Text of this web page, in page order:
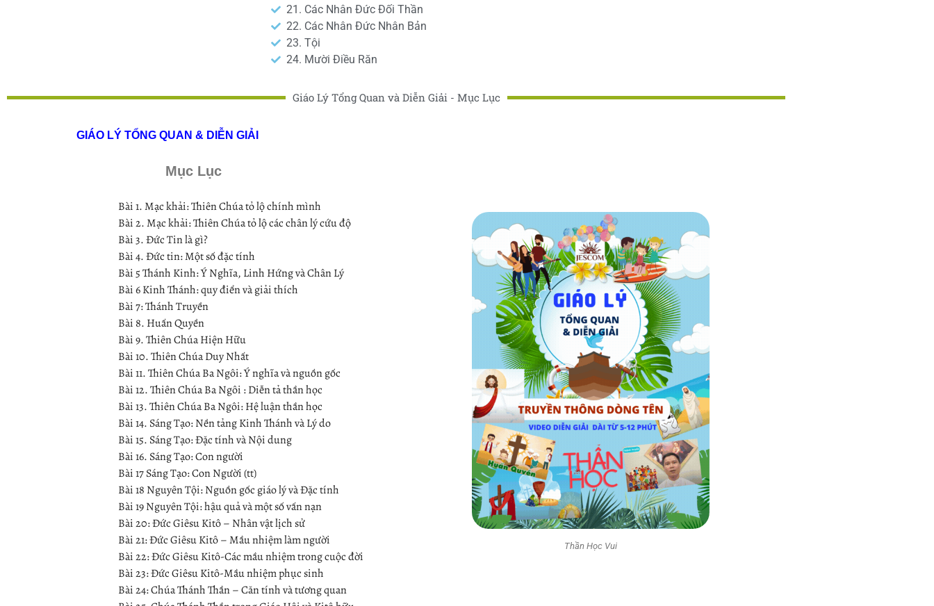
21. Các Nhân Đức Đối Thần
22. Các Nhân Đức Nhân Bản
23. Tội
24. Mười Điều Răn
Giáo Lý Tổng Quan và Diễn Giải - Mục Lục
GIÁO LÝ TỔNG QUAN & DIỄN GIẢI
Mục Lục
Bài 1. Mạc khải: Thiên Chúa tỏ lộ chính mình
Bài 2. Mạc khải: Thiên Chúa tỏ lộ các chân lý cứu độ
Bài 3. Đức Tin là gì?
Bài 4. Đức tin: Một số đặc tính
Bài 5 Thánh Kinh: Ý Nghĩa, Linh Hứng và Chân Lý
Bài 6 Kinh Thánh: quy điển và giải thích
Bài 7: Thánh Truyền
Bài 8. Huấn Quyền
Bài 9. Thiên Chúa Hiện Hữu
Bài 10. Thiên Chúa Duy Nhất
Bài 11. Thiên Chúa Ba Ngôi: Ý nghĩa và nguồn gốc
Bài 12. Thiên Chúa Ba Ngôi : Diễn tả thần học
Bài 13. Thiên Chúa Ba Ngôi: Hệ luận thần học
Bài 14. Sáng Tạo: Nền tảng Kinh Thánh và Lý do
Bài 15. Sáng Tạo: Đặc tính và Nội dung
Bài 16. Sáng Tạo: Con người
Bài 17 Sáng Tạo: Con Người (tt)
Bài 18 Nguyên Tội: Nguồn gốc giáo lý và Đặc tính
Bài 19 Nguyên Tội: hậu quả và một số vấn nạn
Bài 20: Đức Giêsu Kitô – Nhân vật lịch sử
Bài 21: Đức Giêsu Kitô – Mầu nhiệm làm người
Bài 22: Đức Giêsu Kitô-Các mầu nhiệm trong cuộc đời
Bài 23: Đức Giêsu Kitô-Mầu nhiệm phục sinh
Bài 24: Chúa Thánh Thần – Căn tính và tương quan
Thần Học Vui